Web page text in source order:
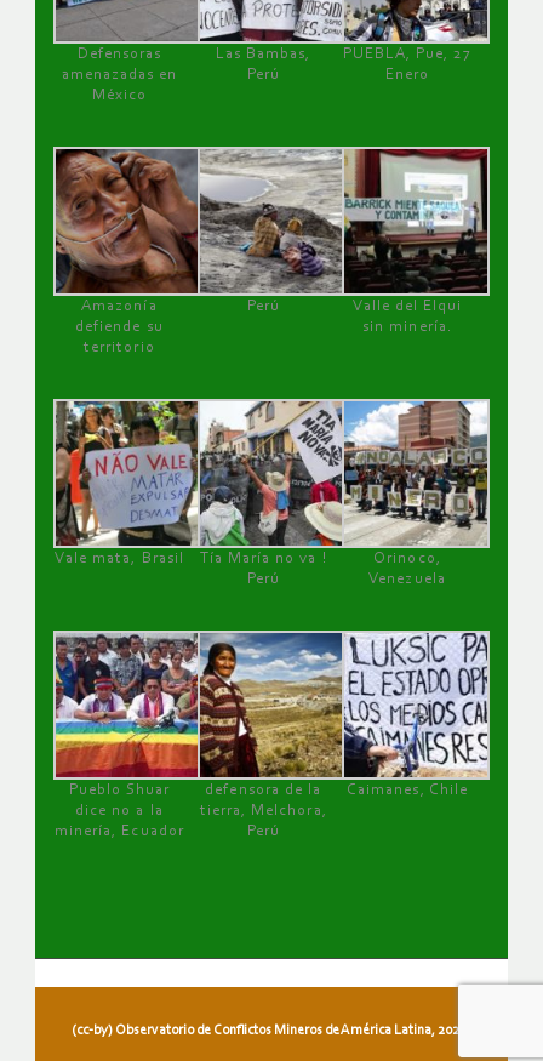
Defensoras
amenazadas en
México
Las Bambas,
Perú
PUEBLA, Pue, 27
Enero
Amazonía
defiende su
territorio
Perú
Valle del Elqui
sin minería.
Vale mata, Brasil
Tía María no va !
Perú
Orinoco,
Venezuela
Pueblo Shuar
dice no a la
minería, Ecuador
defensora de la
tierra, Melchora,
Perú
Caimanes, Chile
(cc-by) Observatorio de Conflictos Mineros de América Latina, 2026